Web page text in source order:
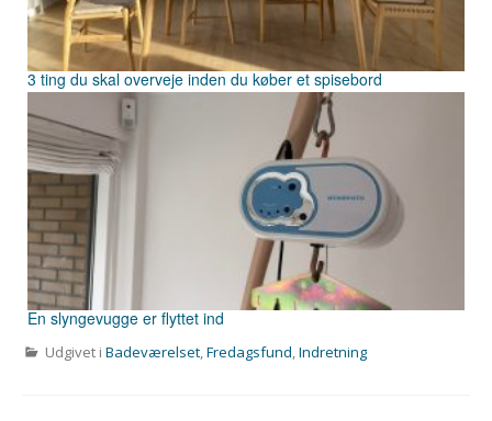
3 ting du skal overveje inden du køber et spisebord
En slyngevugge er flyttet ind
Udgivet i Badeværelset,Fredagsfund,Indretning